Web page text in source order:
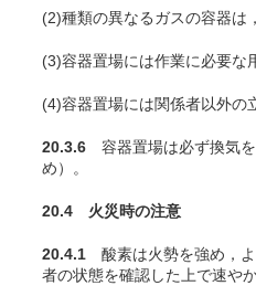
(2)種類の異なるガスの容器は
(3)容器置場には作業に必要な
(4)容器置場には関係者以外の
20.3.6 容器置場は必ず換気
め）。
20.4 火災時の注意
20.4.1 酸素は火勢を強め，
者の状態を確認した上で速や